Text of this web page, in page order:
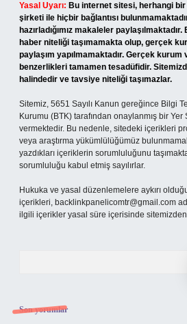
Yasal Uyarı: Bu internet sitesi, herhangi
şirketi ile hiçbir bağlantısı
hazırladığımız makaleler
haber niteliği taşımamakta olup, gerçek
paylaşım yapılmamaktadır. Gerçek
benzerlikleri tamamen tesadüfidir.
halindedir ve tavsiye niteliği taşımazlar.
Sitemiz, 5651 Sayılı Kanun gereğince Bilgi
Kurumu (BTK) tarafından onaylanmış bir Yer
vermektedir. Bu nedenle, sitedeki içerikleri
veya araştırma yükümlülüğümüz
yazdıkları içeriklerin sorumluluğunu
sorumluluğu kabul etmiş sayılırlar.
Hukuka ve yasal düzenlemelere aykırı
içerikleri, backlinkpanelicomtr@gmail.com
ilgili içerikler yasal süre içerisinde sitemizden
Son yorumlar